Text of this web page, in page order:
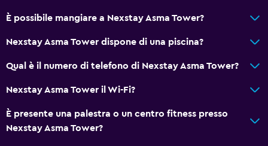
È possibile mangiare a Nexstay Asma Tower?
Nexstay Asma Tower dispone di una piscina?
Qual è il numero di telefono di Nexstay Asma Tower?
Nexstay Asma Tower il Wi-Fi?
È presente una palestra o un centro fitness presso
Nexstay Asma Tower?